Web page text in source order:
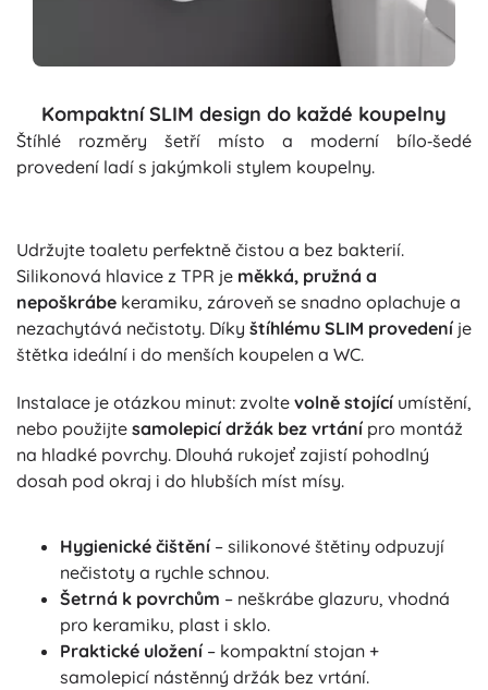
Kompaktní SLIM design do každé koupelny
Štíhlé rozměry šetří místo a moderní bílo‑šedé
provedení ladí s jakýmkoli stylem koupelny.
Udržujte toaletu perfektně čistou a bez bakterií.
Silikonová hlavice z TPR je měkká, pružná a
nepoškrábe keramiku, zároveň se snadno oplachuje a
nezachytává nečistoty. Díky štíhlému SLIM provedení je
štětka ideální i do menších koupelen a WC.
Instalace je otázkou minut: zvolte volně stojící umístění,
nebo použijte samolepicí držák bez vrtání pro montáž
na hladké povrchy. Dlouhá rukojeť zajistí pohodlný
dosah pod okraj i do hlubších míst mísy.
Hygienické čištění – silikonové štětiny odpuzují
nečistoty a rychle schnou.
Šetrná k povrchům – neškrábe glazuru, vhodná
pro keramiku, plast i sklo.
Praktické uložení – kompaktní stojan +
samolepicí nástěnný držák bez vrtání.